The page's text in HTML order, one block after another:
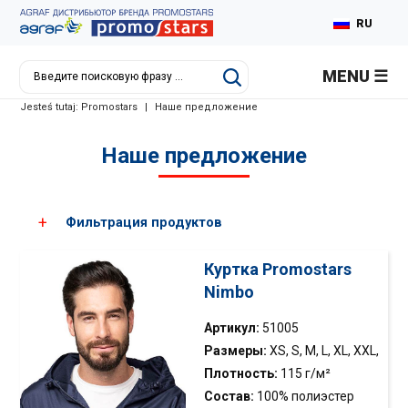
EN
RU
MENU
Jesteś tutaj: Promostars | Наше предложение
Наше предложение
Фильтрация продуктов
Выберите цвет
Куртка Promostars
Nimbo
Артикул: 51005
Размеры: XS, S, M, L, XL, XXL,
XXXL
Плотность: 115 г/м²
Состав: 100% полиэстер